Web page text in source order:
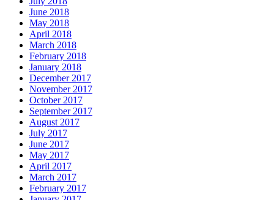
June 2018
May 2018
April 2018
March 2018
February 2018
January 2018
December 2017
November 2017
October 2017
September 2017
August 2017
July 2017
June 2017
May 2017
April 2017
March 2017
February 2017